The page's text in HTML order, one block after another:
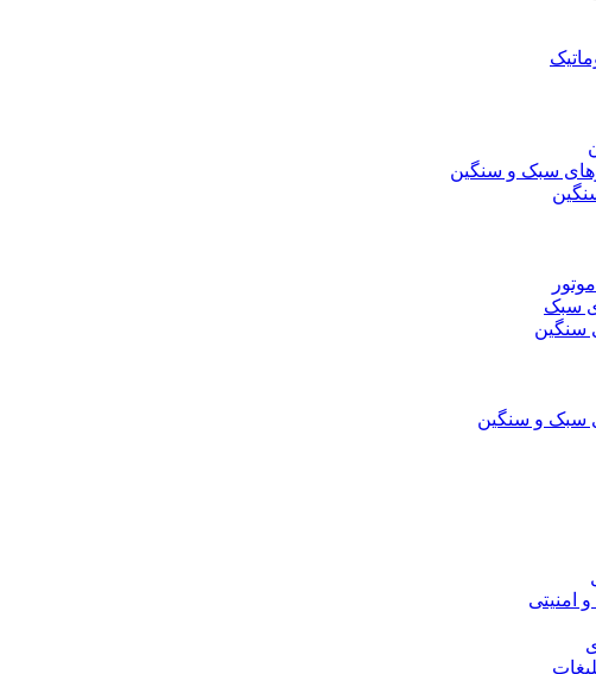
سبک و سنگین
سبک
سنگین
سبک و سنگین
امنیتی